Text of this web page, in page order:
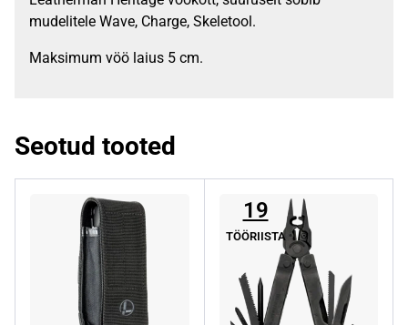
mudelitele Wave, Charge, Skeletool.
Maksimum vöö laius 5 cm.
Seotud tooted
19
TÖÖRIISTA